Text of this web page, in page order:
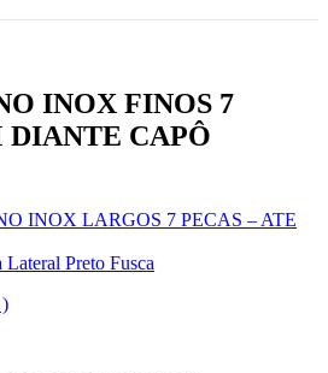
INOX FINOS 7
DIANTE CAPÔ
INOX LARGOS 7 PECAS – ATE
Preto Fusca